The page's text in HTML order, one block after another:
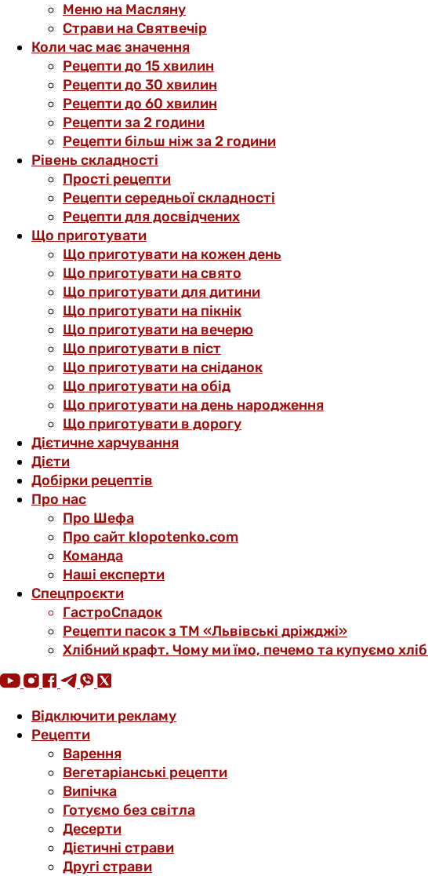
Меню на Масляну
Страви на Святвечір
Коли час має значення
Рецепти до 15 хвилин
Рецепти до 30 хвилин
Рецепти до 60 хвилин
Рецепти за 2 години
Рецепти більш ніж за 2 години
Рівень складності
Прості рецепти
Рецепти середньої складності
Рецепти для досвідчених
Що приготувати
Що приготувати на кожен день
Що приготувати на свято
Що приготувати для дитини
Що приготувати на пікнік
Що приготувати на вечерю
Що приготувати в піст
Що приготувати на сніданок
Що приготувати на обід
Що приготувати на день народження
Що приготувати в дорогу
Дієтичне харчування
Дієти
Добірки рецептів
Про нас
Про Шефа
Про сайт klopotenko.com
Команда
Наші експерти
Спецпроєкти
ГастроСпадок
Рецепти пасок з ТМ «Львівські дріжджі»
Хлібний крафт. Чому ми їмо, печемо та купуємо хліб
Відключити рекламу
Рецепти
Варення
Вегетаріанські рецепти
Випічка
Готуємо без світла
Десерти
Дієтичні страви
Другі страви